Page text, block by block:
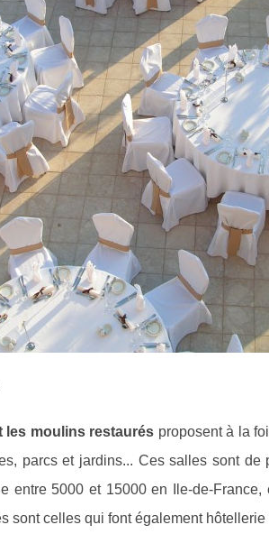
les moulins restaurés proposent à la
parcs et jardins... Ces salles sont
entre 5000 et 15000 en Ile-de-
sont celles qui font également